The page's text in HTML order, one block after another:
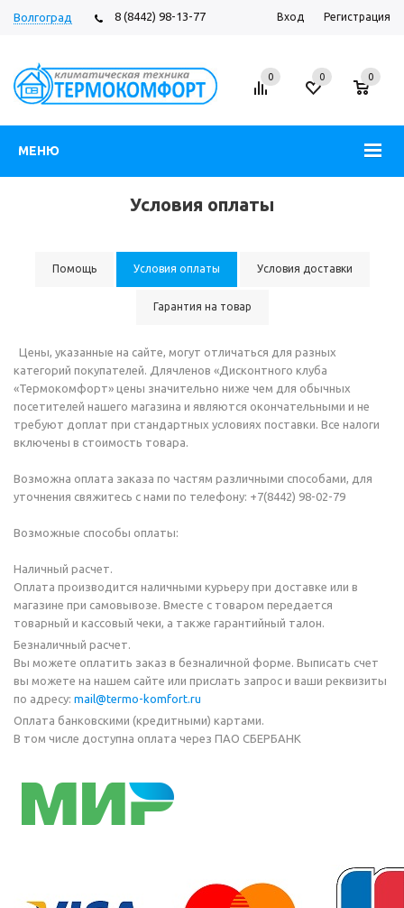
Волгоград 8 (8442) 98-13-77 Вход Регистрация
МЕНЮ
0 0
0
Условия оплаты
Помощь Условия оплаты Условия доставки
Гарантия на товар
Цены, указанные на сайте, могут отличаться для разных
категорий покупателей. Длячленов «Дисконтного клуба
«Термокомфорт» цены значительно ниже чем для обычных
посетителей нашего магазина и являются окончательными и не
требуют доплат при стандартных условиях поставки. Все налоги
включены в стоимость товара.
Возможна оплата заказа по частям различными способами, для
уточнения свяжитесь с нами по телефону: +7(8442) 98-02-79
Возможные способы оплаты:
Наличный расчет.
Оплата производится наличными курьеру при доставке или в
магазине при самовывозе. Вместе с товаром передается
товарный и кассовый чеки, а также гарантийный талон.
Безналичный расчет.
Вы можете оплатить заказ в безналичной форме. Выписать счет
вы можете на нашем сайте или прислать запрос и ваши реквизиты
по адресу: mail@termo-komfort.ru
Оплата банковскими (кредитными) картами.
В том числе доступна оплата через ПАО СБЕРБАНК